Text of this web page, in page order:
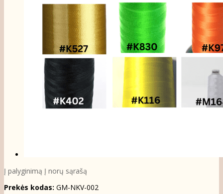
Į palyginimą Į norų sąrašą
Prekės kodas: GM-NKV-002